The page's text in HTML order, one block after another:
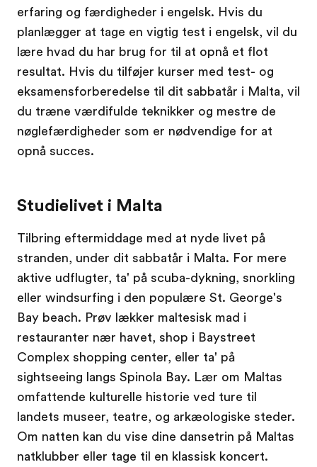
erfaring og færdigheder i engelsk. Hvis du
planlægger at tage en vigtig test i engelsk, vil du
lære hvad du har brug for til at opnå et flot
resultat. Hvis du tilføjer kurser med test- og
eksamensforberedelse til dit sabbatår i Malta, vil
du træne værdifulde teknikker og mestre de
nøglefærdigheder som er nødvendige for at
opnå succes.
Studielivet i Malta
Tilbring eftermiddage med at nyde livet på
stranden, under dit sabbatår i Malta. For mere
aktive udflugter, ta' på scuba-dykning, snorkling
eller windsurfing i den populære St. George's
Bay beach. Prøv lækker maltesisk mad i
restauranter nær havet, shop i Baystreet
Complex shopping center, eller ta' på
sightseeing langs Spinola Bay. Lær om Maltas
omfattende kulturelle historie ved ture til
landets museer, teatre, og arkæologiske steder.
Om natten kan du vise dine dansetrin på Maltas
natklubber eller tage til en klassisk koncert.